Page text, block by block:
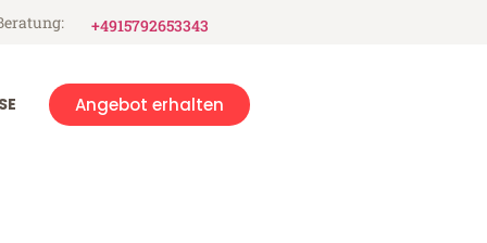
+4915792653343
Angebot erhalten